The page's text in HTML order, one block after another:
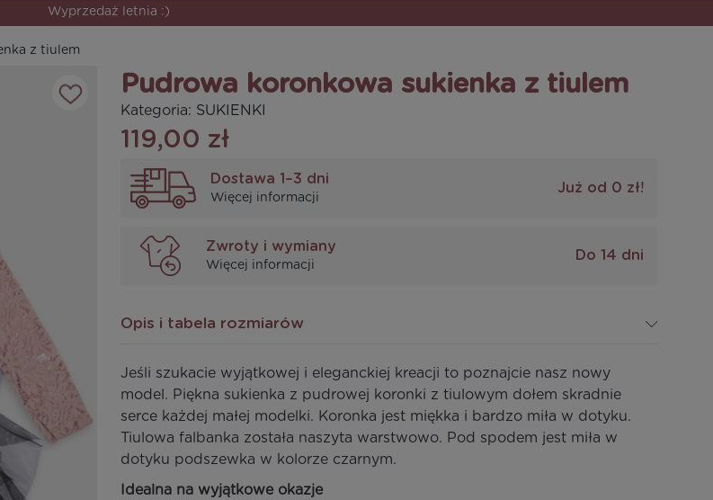
Wyprzedaż letnia :)
z tiulem
Pudrowa koronkowa sukienka z tiulem
Kategoria: SUKIENKI
119,00 zł
Dostawa 1–3 dni
Więcej informacji
Już od 0 zł!
Zwroty i wymiany
Więcej informacji
Do 14 dni
Opis i tabela rozmiarów
Jeśli szukacie wyjątkowej i eleganckiej kreacji to poznajcie nasz nowy
model. Piękna sukienka z pudrowej koronki z tiulowym dołem skradnie
serce każdej małej modelki. Koronka jest miękka i bardzo miła w dotyku.
Tiulowa falbanka została naszyta warstwowo. Pod spodem jest miła w
dotyku podszewka w kolorze czarnym.
Idealna na wyjątkowe okazje